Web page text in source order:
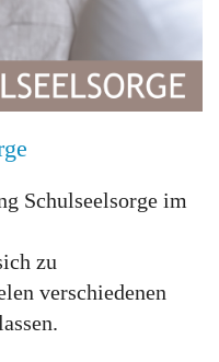
Schulseelsorge im
zu
verschiedenen